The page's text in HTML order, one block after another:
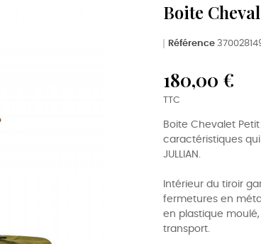
Boite
Référence
180,00 €
TTC
Boite Chevalet
caractéristiques
JULLIAN.
Intérieur du tiroir
fermetures en
en plastique
transport.